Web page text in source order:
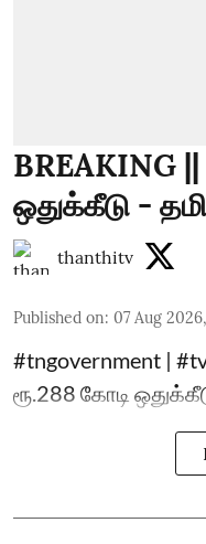
BREAKING ||
ஒதுக்கீடு -
thanthitv
Published on: 07 Aug
#tngovernment |
ரூ.288 கோடி